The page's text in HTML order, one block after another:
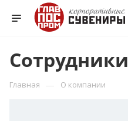
Сотрудники
Главная — О компании